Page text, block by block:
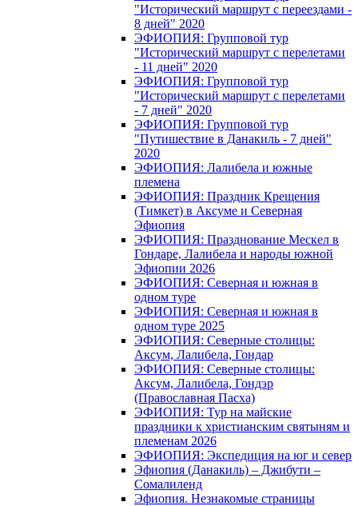
"Исторический маршрут с переездами -
8 дней" 2020
ЭФИОПИЯ: Групповой тур
"Исторический маршрут с перелетами
- 11 дней" 2020
ЭФИОПИЯ: Групповой тур
"Исторический маршрут с перелетами
- 7 дней" 2020
ЭФИОПИЯ: Групповой тур
"Путишествие в Данакиль - 7 дней"
2020
ЭФИОПИЯ: Лалибела и южные
племена
ЭФИОПИЯ: Праздник Крещения
(Тимкет) в Аксуме и Северная
Эфиопия
ЭФИОПИЯ: Празднование Мескел в
Гондаре, Лалибела и народы южной
Эфиопии 2026
ЭФИОПИЯ: Северная и южная в
одном туре
ЭФИОПИЯ: Северная и южная в
одном туре 2025
ЭФИОПИЯ: Северные столицы:
Аксум, Лалибела, Гондар
ЭФИОПИЯ: Северные столицы:
Аксум, Лалибела, Гондэр
(Православная Пасха)
ЭФИОПИЯ: Тур на майские
праздники к христианским святыням и
племенам 2026
ЭФИОПИЯ: Экспедиция на юг и север
Эфиопия (Данакиль) – Джибути –
Cомалиленд
Эфиопия. Незнакомые страницы